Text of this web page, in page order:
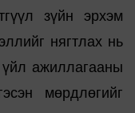
зүйн эрхэм
нягтлах нь
үйл ажиллагааны
мөрдлөгийг